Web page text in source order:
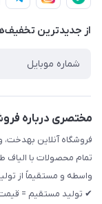
تماس با ما
حریم خصوصی
راهنما
از جدید‌ترین
مختصری درباره
فروشگاه آنلاین
تمام محصولات با الیاف
واسطه و مستقیماً از
✔ تولید مستقیم = قیمت